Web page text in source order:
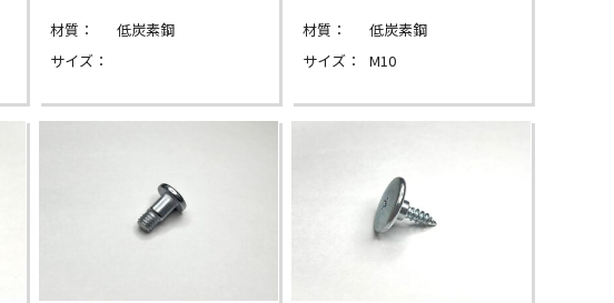
材質：
低炭素鋼
サイズ：
材質：
低炭素鋼
サイズ：
M10